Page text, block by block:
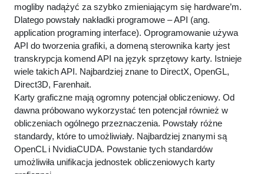
mogliby nadążyć za szybko zmieniającym się hardware’m.
Dlatego powstały nakładki programowe – API (ang.
application programing interface). Oprogramowanie używa
API do tworzenia grafiki, a domeną sterownika karty jest
transkrypcja komend API na język sprzętowy karty. Istnieje
wiele takich API. Najbardziej znane to DirectX, OpenGL,
Direct3D, Farenhait.
Karty graficzne mają ogromny potencjał obliczeniowy. Od
dawna próbowano wykorzystać ten potencjał również w
obliczeniach ogólnego przeznaczenia. Powstały różne
standardy, które to umożliwiały. Najbardziej znanymi są
OpenCL i NvidiaCUDA. Powstanie tych standardów
umożliwiła unifikacja jednostek obliczeniowych karty